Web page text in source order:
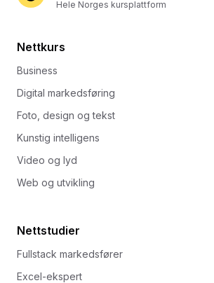
Hele Norges kursplattform
Nettkurs
Business
Digital markedsføring
Foto, design og tekst
Kunstig intelligens
Video og lyd
Web og utvikling
Nettstudier
Fullstack markedsfører
Excel-ekspert